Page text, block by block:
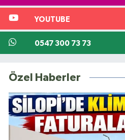
YOUTUBE
0547 300 73 73
Özel Haberler